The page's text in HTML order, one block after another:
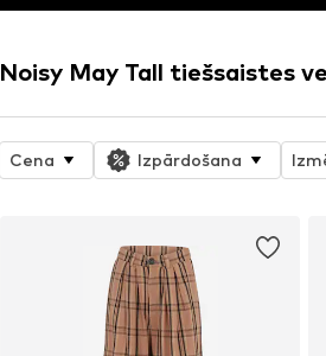
Noisy May Tall tiešsaistes
Cena Izpārdošana